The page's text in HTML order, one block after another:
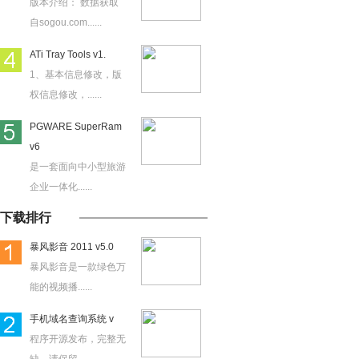
版本介绍： 数据获取
自sogou.com......
ATi Tray Tools v1.
1、基本信息修改，版
权信息修改，......
PGWARE SuperRam
v6
是一套面向中小型旅游
企业一体化......
载排行
暴风影音 2011 v5.0
暴风影音是一款绿色万
能的视频播......
手机域名查询系统 v
程序开源发布，完整无